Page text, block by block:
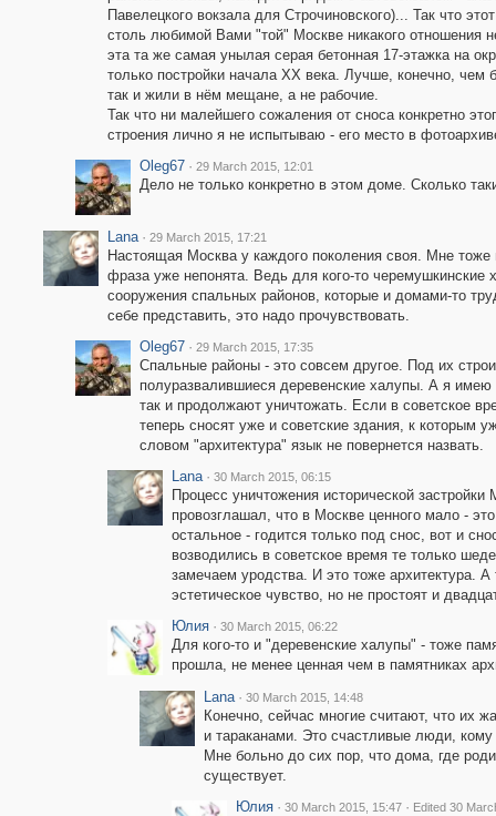
Павелецкого вокзала для Строчиновского)... Так что
столь любимой Вами "той" Москве никакого отношения
эта та же самая унылая серая бетонная 17-этажка на
только постройки начала XX века. Лучше, конечно, чем
так и жили в нём мещане, а не рабочие.
Так что ни малейшего сожаления от сноса конкретно
строения лично я не испытываю - его место в
Oleg67 · 29 March 2015, 12:01
Дело не только конкретно в этом доме. Сколько
Lana · 29 March 2015, 17:21
Настоящая Москва у каждого поколения своя. Мне
фраза уже непонята. Ведь для кого-то черемушкинские
сооружения спальных районов, которые и домами-то
себе представить, это надо прочувствовать.
Oleg67 · 29 March 2015, 17:35
Спальные районы - это совсем другое. Под их
полуразвалившиеся деревенские халупы. А я
так и продолжают уничтожать. Если в советское
теперь сносят уже и советские здания, к которым
словом "архитектура" язык не повернется назвать.
Lana · 30 March 2015, 06:15
Процесс уничтожения исторической
провозглашал, что в Москве ценного мало -
остальное - годится только под снос, вот и
возводились в советское время те только
замечаем уродства. И это тоже архитектура.
эстетическое чувство, но не простоят и
Юлия · 30 March 2015, 06:22
Для кого-то и "деревенские халупы" - тоже
прошла, не менее ценная чем в памятниках
Lana · 30 March 2015, 14:48
Конечно, сейчас многие считают, что их
и тараканами. Это счастливые люди,
Мне больно до сих пор, что дома, где
существует.
Юлия · 30 March 2015, 15:47 · Edited 30